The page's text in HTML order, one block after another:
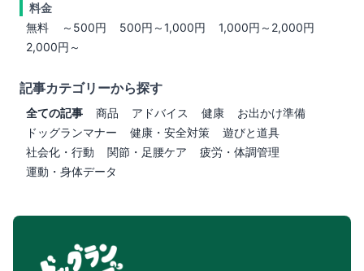
料金
無料
～500円 500円～1,000円
1,000円～2,000円
2,000円～
記事カテゴリーから探す
全ての記事 商品 アドバイス 健康
お出かけ準備
ドッグランマナー
健康・安全対策
遊びと道具
社会化・行動
関節・足腰ケア
疲労・体調管理
運動・身体データ